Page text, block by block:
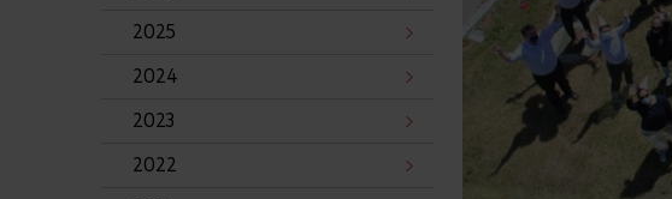
2025
2024
2023
2022